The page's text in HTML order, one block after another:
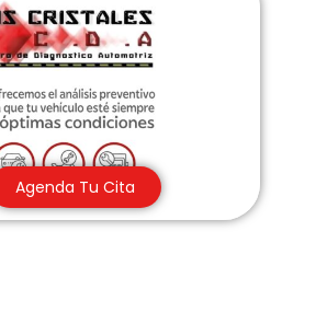
Agenda Tu Cita